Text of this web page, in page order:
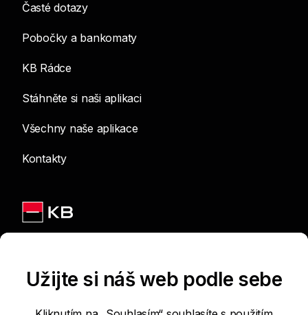
Časté dotazy
Pobočky a bankomaty
KB Rádce
Stáhněte si naši aplikaci
Všechny naše aplikace
Kontakty
Užijte si náš web podle sebe